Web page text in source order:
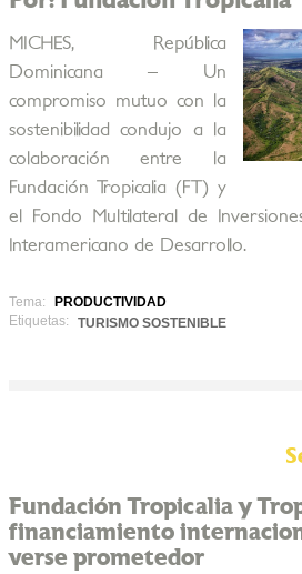
MICHES, República
Dominicana – Un
compromiso mutuo con la
sostenibilidad condujo a la
colaboración entre la
Fundación Tropicalia (FT) y
el Fondo Multilateral de
Interamericano de Desarrollo.
Tema:
PRODUCTIVIDAD
Etiquetas:
TURISMO SOSTENIBLE
Fundación Tropicalia y
financiamiento
verse prometedor